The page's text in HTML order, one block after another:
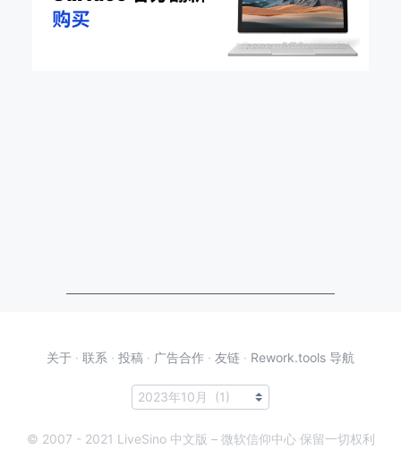
关于 · 联系 · 投稿 · 广告合作 · 友链 · Rework.tools 导航
© 2007 - 2021 LiveSino 中文版 – 微软信仰中心 保留一切权利